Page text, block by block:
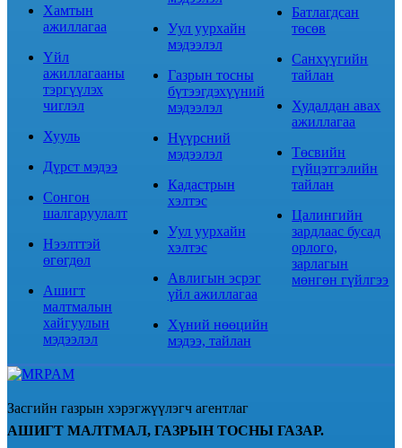
Хамтын
ажиллагаа
Үйл
ажиллагааны
тэргүүлэх
чиглэл
Хууль
Дүрст мэдээ
Сонгон
шалгаруулалт
Нээлттэй
өгөгдөл
Ашигт
малтмалын
хайгуулын
мэдээлэл
Уул уурхайн
мэдээлэл
Газрын тосны
бүтээгдэхүүний
мэдээлэл
Нүүрсний
мэдээлэл
Кадастрын
хэлтэс
Уул уурхайн
хэлтэс
Авлигын эсрэг
үйл ажиллагаа
Хүний нөөцийн
мэдээ, тайлан
Батлагдсан
төсөв
Санхүүгийн
тайлан
Худалдан авах
ажиллагаа
Төсвийн
гүйцэтгэлийн
тайлан
Цалингийн
зардлаас бусад
орлого,
зарлагын
мөнгөн гүйлгээ
Засгийн газрын хэрэгжүүлэгч агентлаг
АШИГТ МАЛТМАЛ, ГАЗРЫН ТОСНЫ ГАЗАР.